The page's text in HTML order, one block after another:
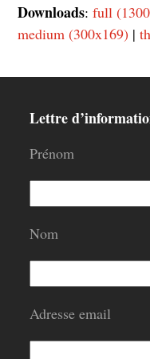
Downloads:full
medium (300x169) |
Lettre
Prénom
Nom
Adresse email